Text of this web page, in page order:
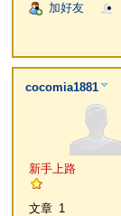
加好友
cocomia1881
新手上路
文章 1